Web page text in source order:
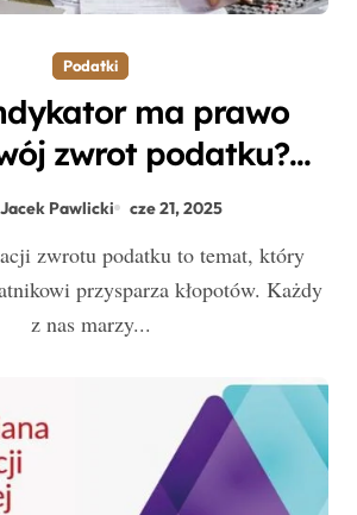
Podatki
ma prawo
zwrot podatku?
się, jak się bronić!
Jacek Pawlicki cze 21, 2025
przysparza kłopotów. Każdy
z nas marzy...